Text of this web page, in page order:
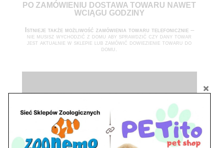
PO ZAMÓWIENIU DOSTAWA TOWARU NAWET
WCIĄGU GODZINY
Istnieje także możliwość zamówienia towaru telefonicznie –
nie musisz wychodzić z domu aby sprawdzić czy dany towar
jest aktualnie w sklepie lub zamówić dowiezienie towaru do
domu.